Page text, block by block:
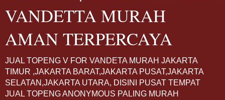
VANDETTA MURAH
AMAN TERPERCAYA
JUAL TOPENG V FOR VANDETA MURAH JAKARTA
TIMUR ,JAKARTA BARAT,JAKARTA PUSAT,JAKARTA
SELATAN,JAKARTA UTARA, DISINI PUSAT TEMPAT
JUAL TOPENG ANONYMOUS PALING MURAH